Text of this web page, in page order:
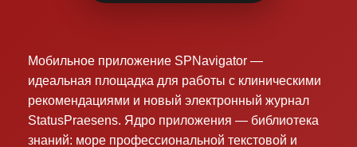
Мобильное приложение SPNavigator —
идеальная площадка для работы с клиническими
рекомендациями и новый электронный журнал
StatusPraesens. Ядро приложения — библиотека
знаний: море профессиональной текстовой и